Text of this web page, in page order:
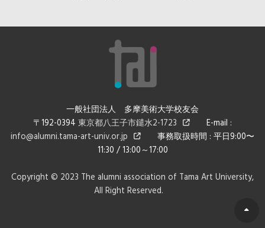
一般社団法人 多摩美術大学校友会
〒192-0394 東京都八王子市鑓水2-1723
E-mail :
info@alumni.tama-art-univ.or.jp
事務取扱時間 : 平日9:00〜
11:30 / 13:00～17:00
Copyright © 2023 The alumni association of Tama Art University,
All Right Reserved.